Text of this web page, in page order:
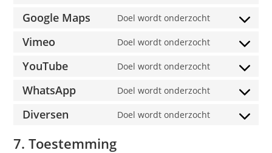
Google Maps
Doel wordt onderzocht
Vimeo Doel wordt onderzocht
YouTube Doel wordt onderzocht
WhatsApp Doel wordt onderzocht
Diversen Doel wordt onderzocht
7. Toestemming